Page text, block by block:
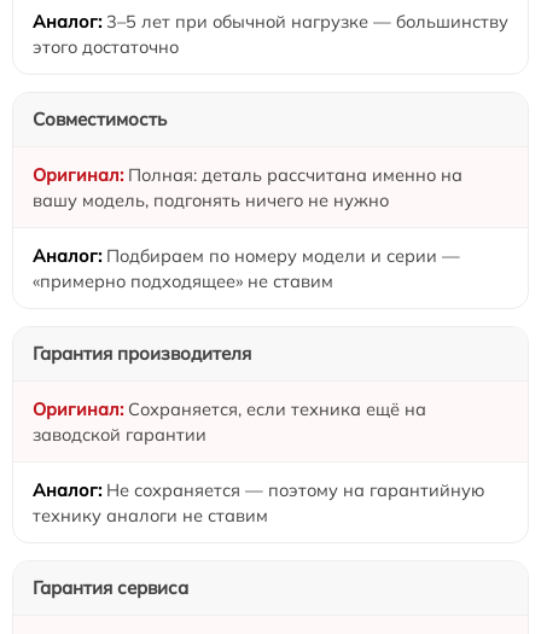
3–5 лет при обычной нагрузке — большинству
этого достаточно
Совместимость
Полная: деталь рассчитана именно на
вашу модель, подгонять ничего не нужно
Подбираем по номеру модели и серии —
«примерно подходящее» не ставим
Гарантия производителя
Сохраняется, если техника ещё на
заводской гарантии
Не сохраняется — поэтому на гарантийную
технику аналоги не ставим
Гарантия сервиса